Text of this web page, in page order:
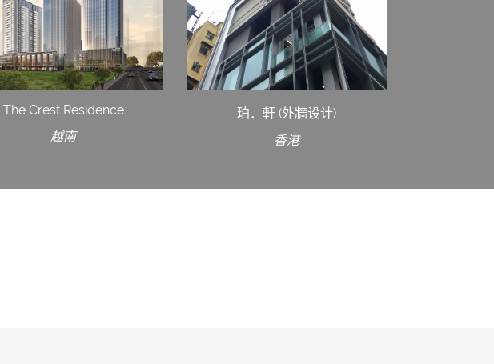
The Crest Residence
越南
珀．軒 (外牆设计)
香港